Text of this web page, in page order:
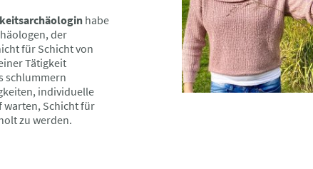
habe
der
für Schicht von
Tätigkeit
schlummern
individuelle
warten, Schicht für
zu werden.